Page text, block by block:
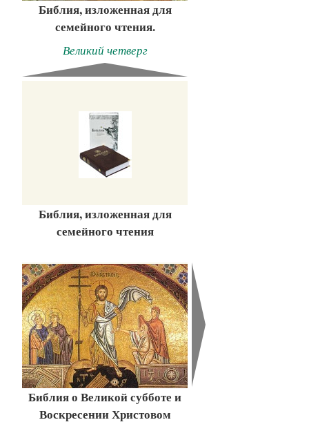
Библия, изложенная для
семейного чтения.
Великий четверг
Библия, изложенная для
семейного чтения
Библия о Великой субботе и
Воскресении Христовом